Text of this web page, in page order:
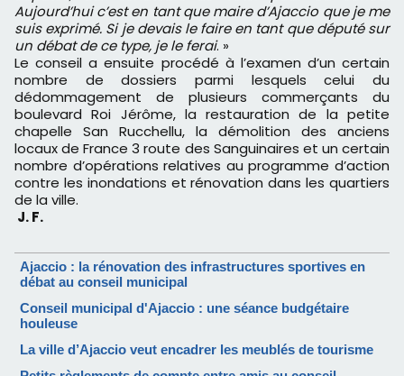
Aujourd’hui c’est en tant que maire d’Ajaccio que je me
suis exprimé. Si je devais le faire en tant que député sur
un débat de ce type, je le ferai. »
Le conseil a ensuite procédé à l’examen d’un certain
nombre de dossiers parmi lesquels celui du
dédommagement de plusieurs commerçants du
boulevard Roi Jérôme, la restauration de la petite
chapelle San Rucchellu, la démolition des anciens
locaux de France 3 route des Sanguinaires et un certain
nombre d’opérations relatives au programme d’action
contre les inondations et rénovation dans les quartiers
de la ville.
J. F.
Ajaccio : la rénovation des infrastructures sportives en
débat au conseil municipal
Conseil municipal d'Ajaccio : une séance budgétaire
houleuse
La ville d’Ajaccio veut encadrer les meublés de tourisme